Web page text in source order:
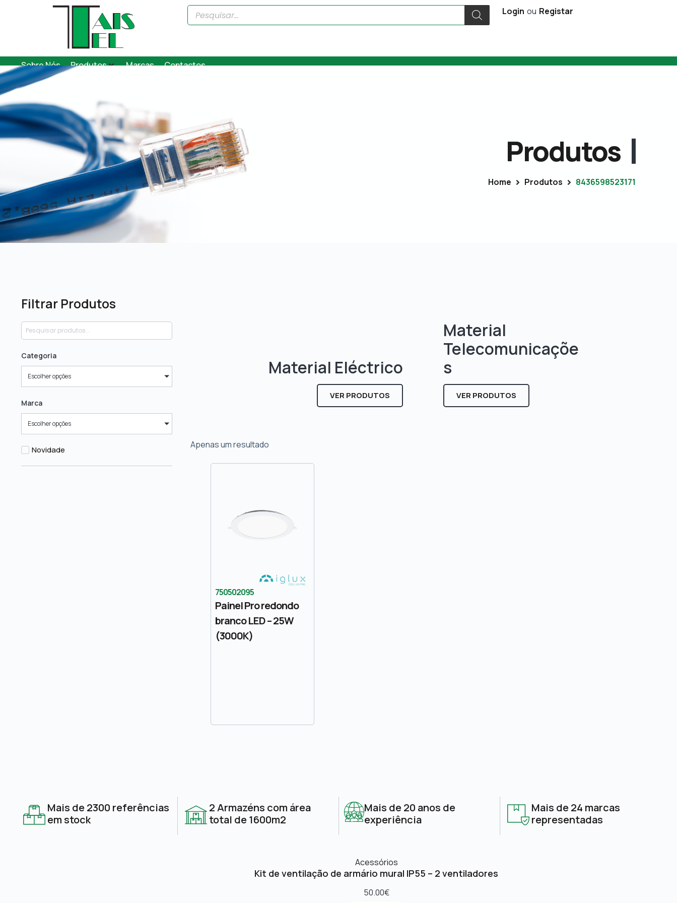
Login ou Registar
Sobre Nós Produtos Marcas Contactos
Produtos
Home Produtos 8436598523171
Filtrar Produtos
Categoria
Escolher opções
Marca
Escolher opções
Novidade
Material Eléctrico
VER PRODUTOS
Material
Telecomunicaçõe
s
VER PRODUTOS
Apenas um resultado
750502095
Painel Pro redondo
branco LED – 25W
(3000K)
Mais de 2300 referências
em stock
2 Armazéns com área
total de 1600m2
Mais de 20 anos de
experiência
Mais de 24 marcas
representadas
Acessórios
Kit de ventilação de armário mural IP55 – 2 ventiladores
50.00€